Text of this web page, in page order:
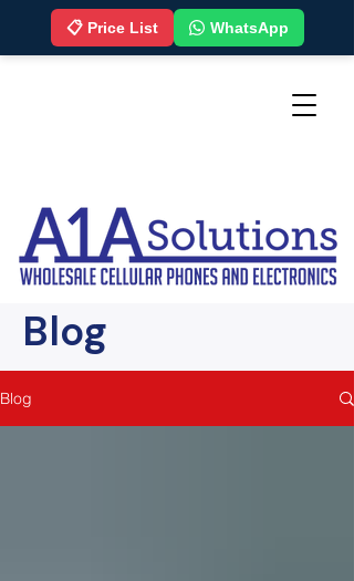
📋 Price List WhatsApp
Blog
Blog